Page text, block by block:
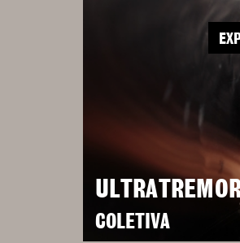
COLETIVA